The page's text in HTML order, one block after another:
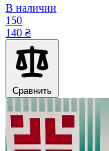
В наличии
150
140 ₴
Сравнить